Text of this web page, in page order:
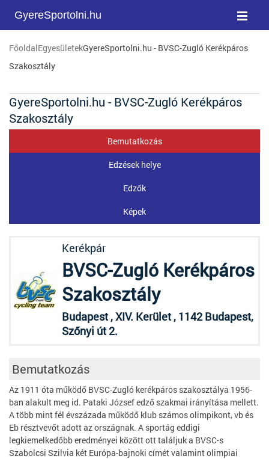
GyereSportolni.hu
FőoldalEgyesületekGyereSportolni.hu - BVSC-Zugló Kerékpáros
Szakosztály
GyereSportolni.hu - BVSC-Zugló Kerékpáros
Szakosztály
Bemutatkozás
Edzések helye
Edzők
Képek
Kerékpár
BVSC-Zugló Kerékpáros
Szakosztály
Budapest , XIV. Kerület , 1142 Budapest,
Szőnyi út 2.
Bemutatkozás
Az 1911 óta működő BVSC-Zugló kerékpáros szakosztálya 1956-
ban alakult meg id. Pataki József edző szakmai irányítása mellett.
A több mint fél évszázada működő klub számos olimpikont, vb és
Eb résztvevőt adott az országnak. A sportág eddigi
legkiemelkedőbb eredményei között ott találjuk a BVSC-s
Szabolcsi Szilvia két Európa-bajnoki címét valamint olimpiai